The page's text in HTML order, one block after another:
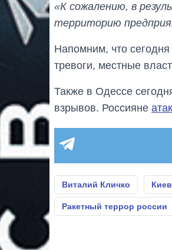
«К сожалению, в
территорию
Напомним, что
тревоги, местные
Также в Одессе
взрывов. Россияне
Виталий Кличко Киев
Ракетный террор россии